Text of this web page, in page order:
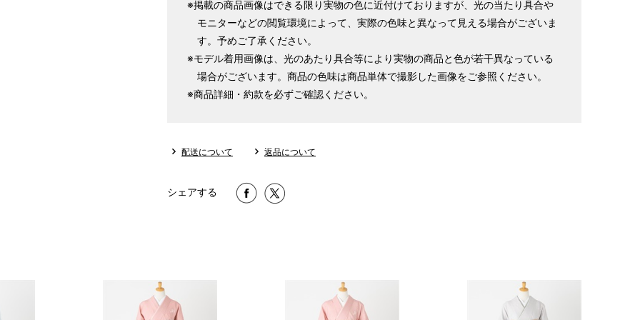
※掲載の商品画像はできる限り実物の色に近付けておりますが、光の当たり具合や
モニターなどの閲覧環境によって、実際の色味と異なって見える場合がございま
す。予めご了承ください。
※モデル着用画像は、光のあたり具合等により実物の商品と色が若干異なっている
場合がございます。商品の色味は商品単体で撮影した画像をご参照ください。
※商品詳細・約款を必ずご確認ください。
配送について 返品について
シェアする